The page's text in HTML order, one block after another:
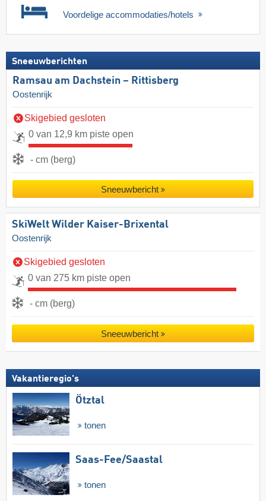
Voordelige accommodaties/hotels
Sneeuwberichten
Ramsau am Dachstein – Rittisberg
Oostenrijk
Skigebied gesloten
0 van 12,9 km piste open
- cm (berg)
Sneeuwbericht
SkiWelt Wilder Kaiser-Brixental
Oostenrijk
Skigebied gesloten
0 van 275 km piste open
- cm (berg)
Sneeuwbericht
Vakantieregio's
Ötztal
tonen
Saas-Fee/​Saastal
tonen